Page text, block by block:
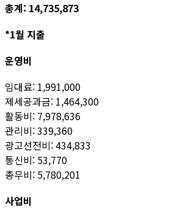
총계: 14,735,873
*1월 지출
운영비
임대료: 1,991,000
제세공과금: 1,464,300
활동비: 7,978,636
관리비: 339,360
광고선전비: 434,833
통신비: 53,770
총무비: 5,780,201
사업비